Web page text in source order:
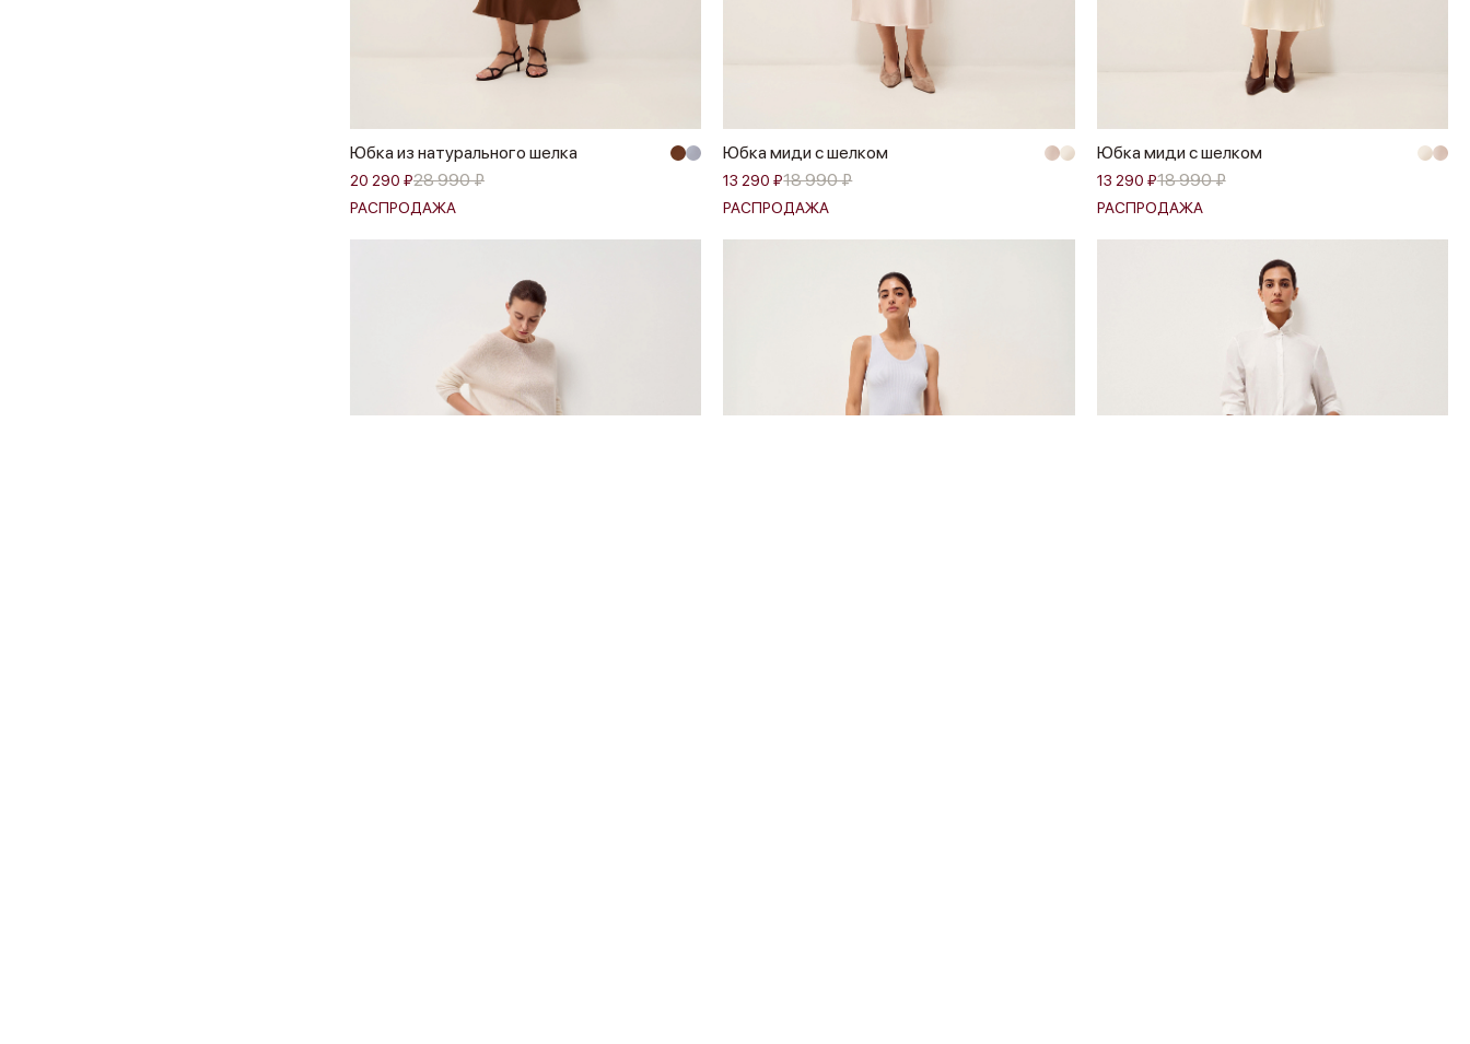
Юбка из натурального шелка
20 290 ₽28 990 ₽
РАСПРОДАЖА
Юбка миди с шелком
13 290 ₽18 990 ₽
РАСПРОДАЖА
Юбка миди с шелком
13 290 ₽18 990 ₽
РАСПРОДАЖА